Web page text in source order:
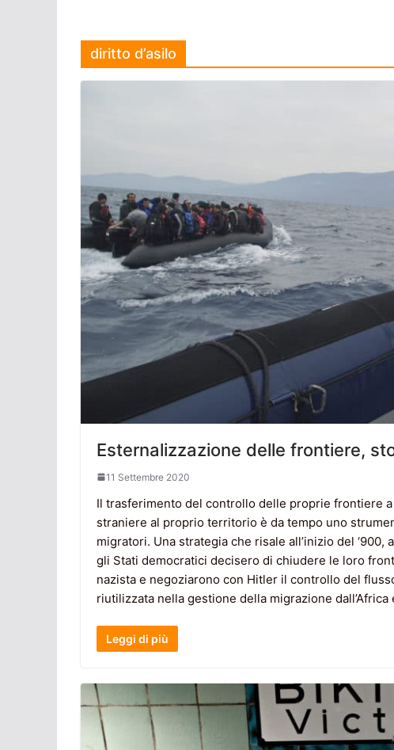
diritto d’asilo
Esternalizzazione delle frontiere,
11 Settembre 2020
Il trasferimento del controllo delle proprie frontiere
straniere al proprio territorio è da tempo uno
migratori. Una strategia che risale all’inizio del
gli Stati democratici decisero di chiudere le loro
nazista e negoziarono con Hitler il controllo del
riutilizzata nella gestione della migrazione dall’Africa
Leggi di più